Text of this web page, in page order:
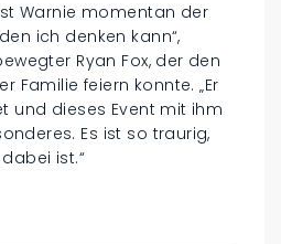
Warnie momentan der
ich denken kann“,
Ryan Fox, der den
Familie feiern konnte. „Er
und dieses Event mit ihm
Es ist so traurig,
ist.“